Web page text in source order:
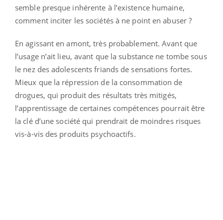
semble presque inhérente à l’existence humaine,
comment inciter les sociétés à ne point en abuser ?
En agissant en amont, très probablement. Avant que
l’usage n’ait lieu, avant que la substance ne tombe sous
le nez des adolescents friands de sensations fortes.
Mieux que la répression de la consommation de
drogues, qui produit des résultats très mitigés,
l’apprentissage de certaines compétences pourrait être
la clé d’une société qui prendrait de moindres risques
vis-à-vis des produits psychoactifs.